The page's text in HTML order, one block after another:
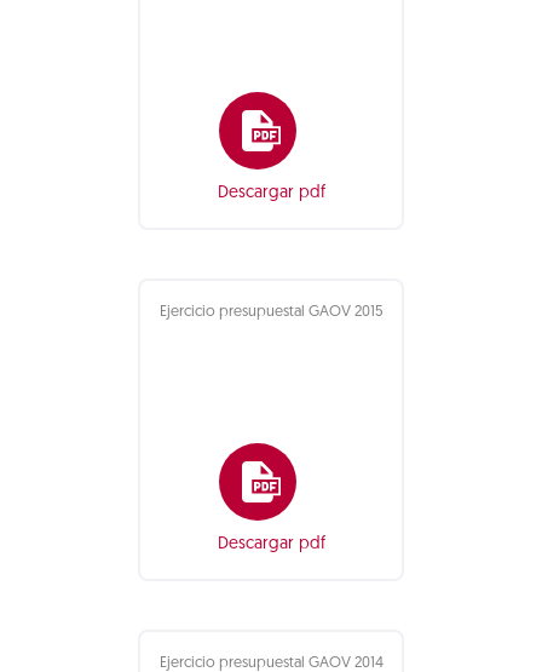
Descargar pdf
Ejercicio presupuestal GAOV 2015
Descargar pdf
Ejercicio presupuestal GAOV 2014